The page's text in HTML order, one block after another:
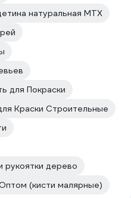
натуральная MTX
для Покраски
Краски Строительные
рукоятки дерево
(кисти малярные)